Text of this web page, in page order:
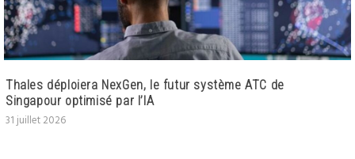
Thales déploiera NexGen, le futur système ATC de
Singapour optimisé par l’IA
31 juillet 2026